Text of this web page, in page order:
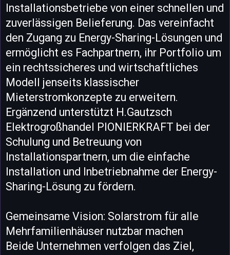
Installationsbetriebe von einer schnellen und
zuverlässigen Belieferung. Das vereinfacht
den Zugang zu Energy-Sharing-Lösungen und
ermöglicht es Fachpartnern, ihr Portfolio um
ein rechtssicheres und wirtschaftliches
Modell jenseits klassischer
Mieterstromkonzepte zu erweitern.
Ergänzend unterstützt H.Gautzsch
Elektrogroßhandel PIONIERKRAFT bei der
Schulung und Betreuung von
Installationspartnern, um die einfache
Installation und Inbetriebnahme der Energy-
Sharing-Lösung zu fördern.
Gemeinsame Vision: Solarstrom für alle
Mehrfamilienhäuser nutzbar machen
Beide Unternehmen verfolgen das Ziel,